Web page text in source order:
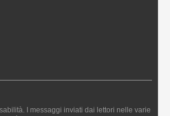
I messaggi inviati dai lettori nelle varie